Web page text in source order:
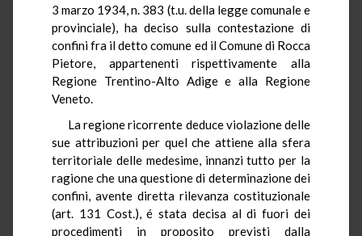
3 marzo 1934, n. 383 (t.u. della legge comunale e
provinciale), ha deciso sulla contestazione di
confini fra il detto comune ed il Comune di Rocca
Pietore, appartenenti rispettivamente alla
Regione Trentino-Alto Adige e alla Regione
Veneto.
La regione ricorrente deduce violazione delle
sue attribuzioni per quel che attiene alla sfera
territoriale delle medesime, innanzi tutto per la
ragione che una questione di determinazione dei
confini, avente diretta rilevanza costituzionale
(art. 131 Cost.), é stata decisa al di fuori dei
procedimenti in proposito previsti dalla